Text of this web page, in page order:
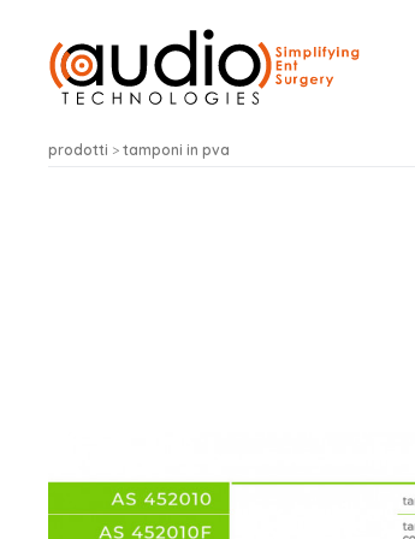
prodotti > tamponi in pva